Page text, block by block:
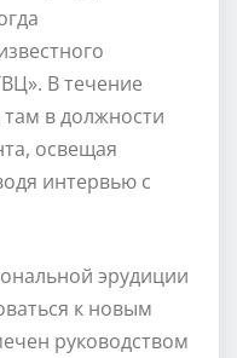
В течение
там в должности
освещая
интервью с
эрудиции
к новым
руководством